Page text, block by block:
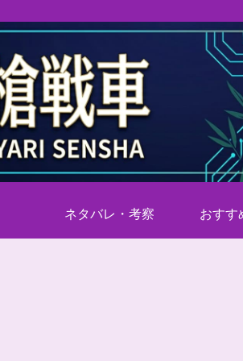
ネタバレ・考察 おすす